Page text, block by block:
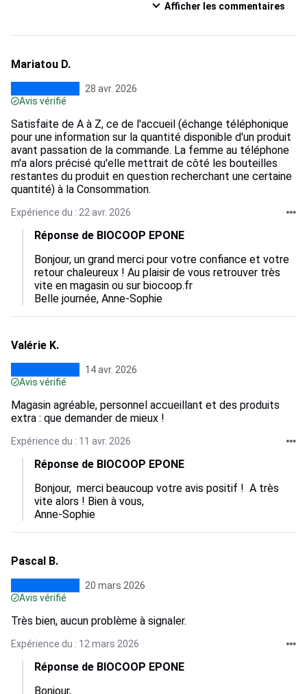
Afficher les commentaires
Mariatou D.
28 avr. 2026
Avis vérifié
Satisfaite de A à Z, ce de l'accueil (échange téléphonique
pour une information sur la quantité disponible d'un produit
avant passation de la commande. La femme au téléphone
m'a alors précisé qu'elle mettrait de côté les bouteilles
restantes du produit en question recherchant une certaine
quantité) à la Consommation.
Expérience du : 22 avr. 2026
Réponse de BIOCOOP EPONE
Bonjour, un grand merci pour votre confiance et votre
retour chaleureux ! Au plaisir de vous retrouver très
vite en magasin ou sur biocoop.fr
Belle journée, Anne-Sophie
Valérie K.
14 avr. 2026
Avis vérifié
Magasin agréable, personnel accueillant et des produits
extra : que demander de mieux !
Expérience du : 11 avr. 2026
Réponse de BIOCOOP EPONE
Bonjour,  merci beaucoup votre avis positif !  A très
vite alors ! Bien à vous,
Anne-Sophie
Pascal B.
20 mars 2026
Avis vérifié
Très bien, aucun problème à signaler.
Expérience du : 12 mars 2026
Réponse de BIOCOOP EPONE
Bonjour,